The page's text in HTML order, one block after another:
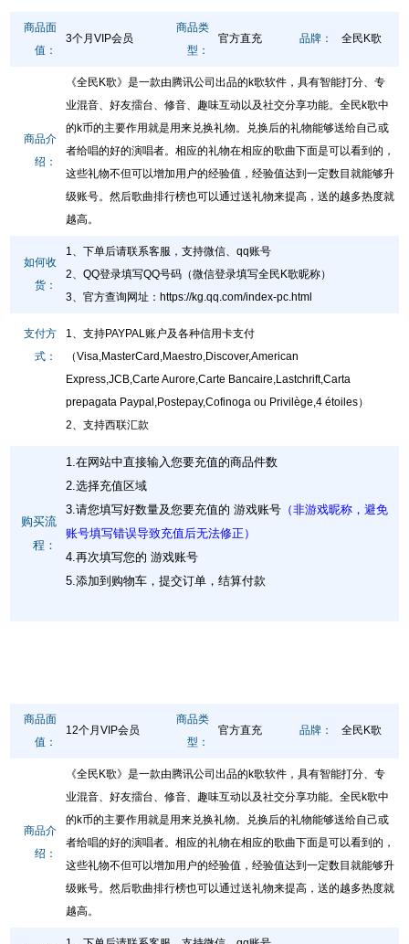
商品面
值：
3个月VIP会员
商品类
型：
官方直充 品牌： 全民K歌
商品介
绍：
《全民K歌》是一款由腾讯公司出品的k歌软件，具有智能打分、专
业混音、好友擂台、修音、趣味互动以及社交分享功能。全民k歌中
的k币的主要作用就是用来兑换礼物。兑换后的礼物能够送给自己或
者给唱的好的演唱者。相应的礼物在相应的歌曲下面是可以看到的，
这些礼物不但可以增加用户的经验值，经验值达到一定数目就能够升
级账号。然后歌曲排行榜也可以通过送礼物来提高，送的越多热度就
越高。
如何收
货：
1、下单后请联系客服，支持微信、qq账号
2、QQ登录填写QQ号码（微信登录填写全民K歌昵称）
3、官方查询网址 ： https://kg.qq.com/index-pc.html
支付方
式：
1、支持PAYPAL账户及各种信用卡支付
（Visa,MasterCard,Maestro,Discover,American
Express,JCB,Carte Aurore,Carte Bancaire,Lastchrift,Carta
prepagata Paypal,Postepay,Cofinoga ou Privilège,4 étoiles）
2、支持西联汇款
购买流
程：
1.在网站中直接输入您要充值的商品件数
2.选择充值区域
3.请您填写好数量及您要充值的 游戏账号 （非游戏昵称，避免
账号填写错误导致充值后无法修正）
4.再次填写您的 游戏账号
5.添加到购物车，提交订单，结算付款
商品面
值：
12个月VIP会员
商品类
型：
官方直充 品牌： 全民K歌
商品介
绍：
《全民K歌》是一款由腾讯公司出品的k歌软件，具有智能打分、专
业混音、好友擂台、修音、趣味互动以及社交分享功能。全民k歌中
的k币的主要作用就是用来兑换礼物。兑换后的礼物能够送给自己或
者给唱的好的演唱者。相应的礼物在相应的歌曲下面是可以看到的，
这些礼物不但可以增加用户的经验值，经验值达到一定数目就能够升
级账号。然后歌曲排行榜也可以通过送礼物来提高，送的越多热度就
越高。